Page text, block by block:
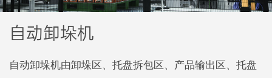
自动卸垛机
自动卸垛机由卸垛区、托盘拆包区、产品输出区、托盘